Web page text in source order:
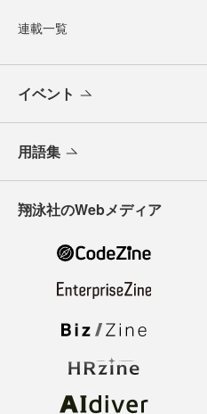
連載一覧
イベント
用語集
翔泳社のWebメディア